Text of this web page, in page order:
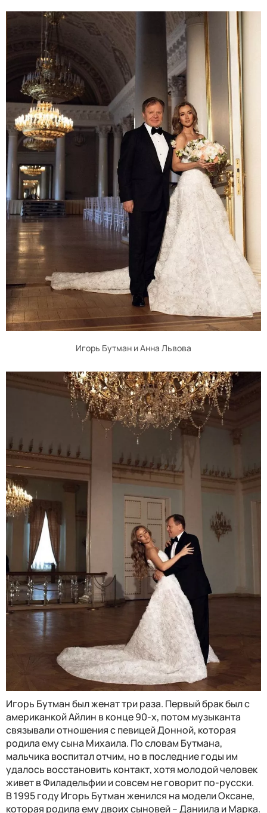
Игорь Бутман и Анна Львова
Игорь Бутман был женат три раза. Первый брак был с
американкой Айлин в конце 90-х, потом музыканта
связывали отношения с певицей Донной, которая
родила ему сына Михаила. По словам Бутмана,
мальчика воспитал отчим, но в последние годы им
удалось восстановить контакт, хотя молодой человек
живет в Филадельфии и совсем не говорит по-русски.
В 1995 году Игорь Бутман женился на модели Оксане,
которая родила ему двоих сыновей – Даниила и Марка.